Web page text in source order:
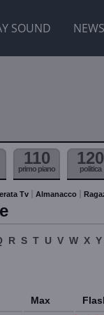
SOUND NEWS
110
primo piano
120
politica
Tv Almanacco
R S T U V W X Y
Max